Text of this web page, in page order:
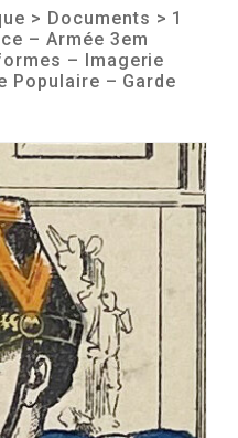
> Documents > 1
– Armée 3em
– Imagerie
Populaire – Garde